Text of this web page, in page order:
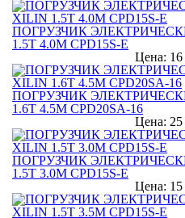
ПОГРУЗЧИК
1.5Т 4.0М CPD15S-E
Цена: 16
ПОГРУЗЧИК
1.6Т 4.5М CPD20SA-16
Цена: 25
ПОГРУЗЧИК
1.5Т 3.0М CPD15S-E
Цена: 15